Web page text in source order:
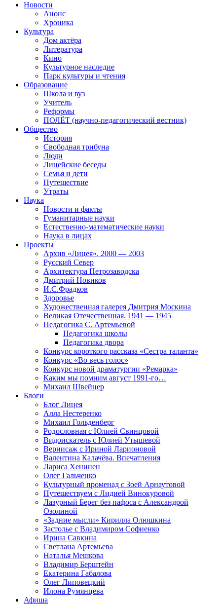
Новости
Анонс
Хроника
Культура
Дом актёра
Литература
Кино
Культурное наследие
Парк культуры и чтения
Образование
Школа и вуз
Учитель
Реформы
ПОЛЁТ (научно-педагогический вестник)
Общество
История
Свободная трибуна
Люди
Лицейские беседы
Семья и дети
Путешествие
Утраты
Наука
Новости и факты
Гуманитарные науки
Естественно-математические науки
Наука в лицах
Проекты
Архив «Лицея». 2000 — 2003
Русский Север
Архитектура Петрозаводска
Дмитрий Новиков
И.С.Фрадков
Здоровье
Художественная галерея Дмитрия Москина
Великая Отечественная. 1941 — 1945
Педагогика С. Артемьевой
Педагогика школы
Педагогика двора
Конкурс короткого рассказа «Сестра таланта»
Конкурс «Во весь голос»
Конкурс новой драматургии «Ремарка»
Каким мы помним август 1991-го…
Михаил Швейцер
Блоги
Блог Лицея
Алла Нестеренко
Михаил Гольденберг
Родословная с Юлией Свинцовой
Видоискатель с Юлией Утышевой
Вернисаж с Ириной Ларионовой
Валентина Калачёва. Впечатления
Лариса Хенинен
Олег Гальченко
Культурный променад с Зоей Арнаутовой
Путешествуем с Лидией Винокуровой
Лазурный Берег без пафоса с Александрой
Озолиной
«Задние мысли» Кирилла Олюшкина
Застолье с Владимиром Софиенко
Ирина Савкина
Светлана Артемьева
Наталья Мешкова
Владимир Берштейн
Екатерина Габалова
Олег Липовецкий
Илона Румянцева
Афиша